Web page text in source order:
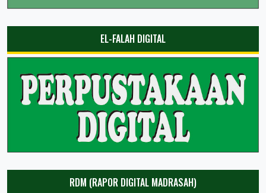
EL-FALAH DIGITAL
RDM (RAPOR DIGITAL MADRASAH)